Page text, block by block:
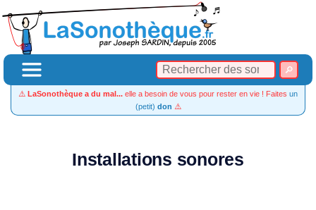
⚠️ LaSonothèque a du mal... elle a besoin de vous pour rester en vie ! Faites un
(petit) don ⚠️
Installations sonores